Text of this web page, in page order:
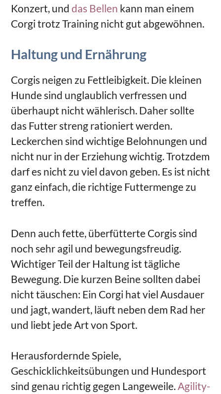
Konzert, und das Bellen kann man einem
Corgi trotz Training nicht gut abgewöhnen.
Haltung und Ernährung
Corgis neigen zu Fettleibigkeit. Die kleinen
Hunde sind unglaublich verfressen und
überhaupt nicht wählerisch. Daher sollte
das Futter streng rationiert werden.
Leckerchen sind wichtige Belohnungen und
nicht nur in der Erziehung wichtig. Trotzdem
darf es nicht zu viel davon geben. Es ist nicht
ganz einfach, die richtige Futtermenge zu
treffen.
Denn auch fette, überfütterte Corgis sind
noch sehr agil und bewegungsfreudig.
Wichtiger Teil der Haltung ist tägliche
Bewegung. Die kurzen Beine sollten dabei
nicht täuschen: Ein Corgi hat viel Ausdauer
und jagt, wandert, läuft neben dem Rad her
und liebt jede Art von Sport.
Herausfordernde Spiele,
Geschicklichkeitsübungen und Hundesport
sind genau richtig gegen Langeweile. Agility-